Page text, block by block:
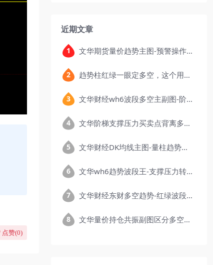
点赞(0)
近期文章
文华期货量价趋势主图-预警操作波段多空幅图指标公式
趋势柱红绿一眼定多空，这个用MACD改写的看盘指标，把顶底信号可视化后简单多了
文华财经wh6波段多空主副图-阶梯红绿柱趋势跟踪指标公式
文华阶梯支撑压力买卖点背离多空钝化指标公式
文华财经DK均线主图-量柱趋势副图期货精品指标公式
文华wh6趋势波段王-支撑压力转折-RSI强弱指标公式
文华财经东财多空趋势-红绿波段柱指标公式无未来
文华量价持仓共振副图区分多空量能结构公式